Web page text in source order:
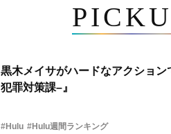
黒木メイサがハードなアクショ
犯罪対策課–』
#Hulu #Hulu週間ランキング